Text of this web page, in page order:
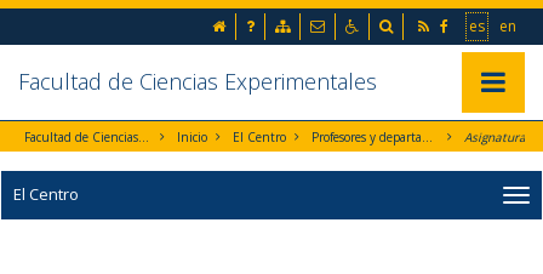
Ir al contenido principal de la página (alt + s)
Ir a la cabecera de la página (alt + c)
Ir al pie de la página (alt + p)
Ir al menú principal (alt + u)
esIr a la
en
RSS Facebook
inicio Preguntas frecuentes
Mapa webContactoAccesibilidad
Buscador
Facultad de Ciencias Experimentales
Facultad de Ciencias Experimentales Inicio El Centro Profesores y departamentos Asignaturas
El Centro